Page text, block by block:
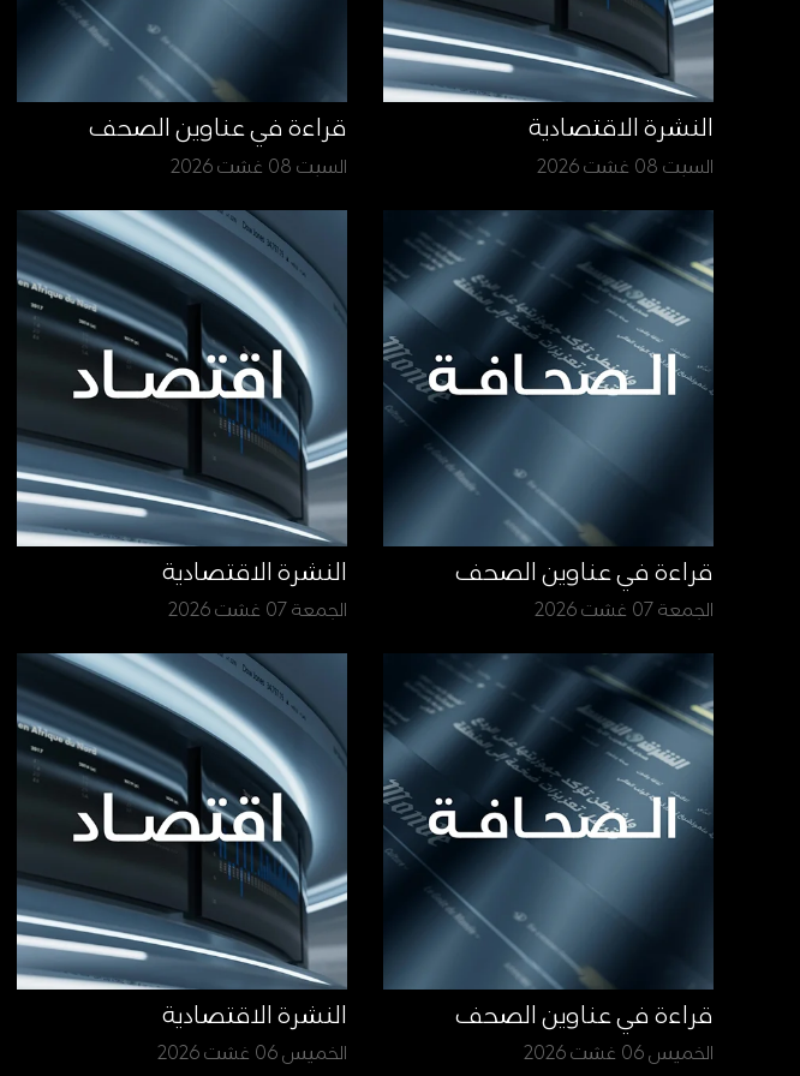
النشرة الاقتصادية
السبت 08 غشت 2026
قراءة في عناوين الصحف
السبت 08 غشت 2026
قراءة في عناوين الصحف
الجمعة 07 غشت 2026
النشرة الاقتصادية
الجمعة 07 غشت 2026
قراءة في عناوين الصحف
الخميس 06 غشت 2026
النشرة الاقتصادية
الخميس 06 غشت 2026